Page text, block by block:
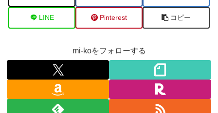
LINE Pinterest コピー
mi-koをフォローする